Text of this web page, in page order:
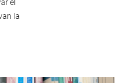
el
la